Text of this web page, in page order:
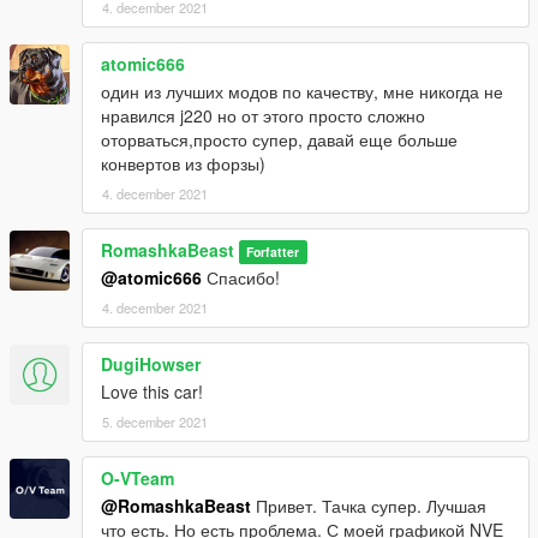
4. december 2021
atomic666
один из лучших модов по качеству, мне никогда не
нравился j220 но от этого просто сложно
оторваться,просто супер, давай еще больше
конвертов из форзы)
4. december 2021
RomashkaBeast Forfatter
@atomic666 Спасибо!
4. december 2021
DugiHowser
Love this car!
5. december 2021
O-VTeam
@RomashkaBeast Привет. Тачка супер. Лучшая
что есть. Но есть проблема. С моей графикой NVE